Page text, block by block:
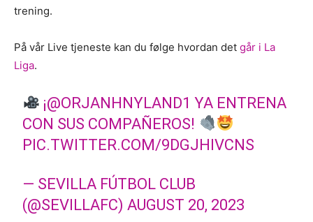
trening.
På vår Live tjeneste kan du følge hvordan det går i La
Liga.
¡@ORJANHNYLAND1 YA ENTRENA
CON SUS COMPAÑEROS!
PIC.TWITTER.COM/9DGJHIVCNS
— SEVILLA FÚTBOL CLUB
(@SEVILLAFC)AUGUST 20, 2023